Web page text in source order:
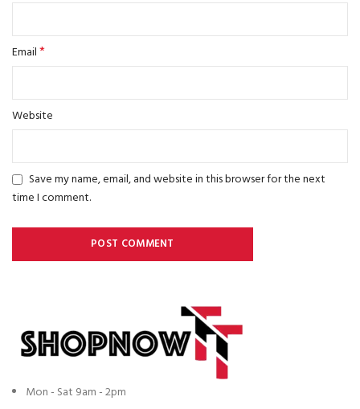
Email*
Website
Save my name, email, and website in this browser for the next
time I comment.
Mon - Sat 9am - 2pm